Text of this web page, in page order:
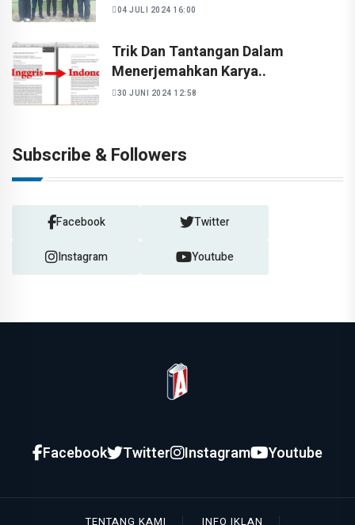
04 JULI 2024 16:00
Trik Dan Tantangan Dalam
Menerjemahkan Karya..
30 JUNI 2024 12:58
Subscribe & Followers
Facebook Twitter
Instagram Youtube
Facebook Twitter Instagram Youtube
TENTANG KAMI INFO IKLAN